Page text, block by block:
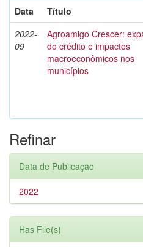
Data
Título
2022-
09
Agroamigo Crescer:
do crédito e impactos
macroeconômicos nos
municípios
Refinar
Data de Publicação
2022
Has File(s)